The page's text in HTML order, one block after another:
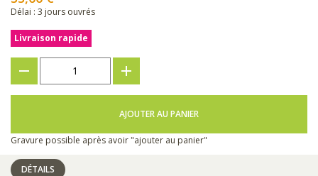
Délai : 3 jours ouvrés
Livraison rapide
AJOUTER AU PANIER
Gravure possible après avoir "ajouter au panier"
DÉTAILS